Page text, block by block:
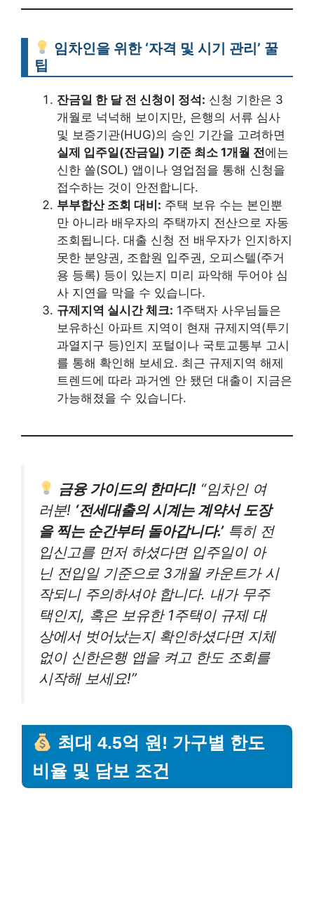
임차인을 위한 ‘자격 및 시기 관리’ 꿀
팁
잔금일 한 달 전 신청이 정석: 신청 기한은 3
개월로 넉넉해 보이지만, 은행의 서류 심사
및 보증기관(HUG)의 승인 기간을 고려하면
실제 입주일(잔금일) 기준 최소 1개월 전에는
신한 쏠(SOL) 앱이나 영업점을 통해 신청을
접수하는 것이 안전합니다.
부부합산 조회 대비: 주택 보유 수는 본인뿐
만 아니라 배우자의 주택까지 전산으로 자동
조회됩니다. 대출 신청 전 배우자가 인지하지
못한 분양권, 조합원 입주권, 오피스텔(주거
용 등록) 등이 있는지 미리 파악해 두어야 심
사 지연을 막을 수 있습니다.
규제지역 실시간 체크: 1주택자 사우님들은
보유하신 아파트 지역이 현재 규제지역(투기
과열지구 등)인지 포털이나 국토교통부 고시
를 통해 확인해 보세요. 최근 규제지역 해제
트렌드에 따라 과거엔 안 됐던 대출이 지금은
가능해졌을 수 있습니다.
금융 가이드의 한마디! “임차인 여
러분! ‘전세대출의 시계는 계약서 도장
을 찍는 순간부터 돌아갑니다.’특히 전
입신고를 먼저 하셨다면 입주일이 아
닌 전입일 기준으로 3개월 카운트가 시
작되니 주의하셔야 합니다. 내가 무주
택인지, 혹은 보유한 1주택이 규제 대
상에서 벗어났는지 확인하셨다면 지체
없이 신한은행 앱을 켜고 한도 조회를
시작해 보세요!”
최대 4.5억 원! 가구별 한도
비율 및 담보 조건